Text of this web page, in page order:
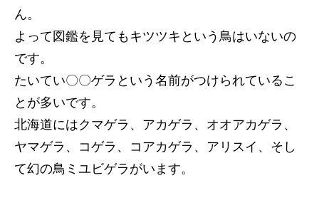
ん。
よって図鑑を見てもキツツキという鳥はいないの
です。
たいてい〇〇ゲラという名前がつけられているこ
とが多いです。
北海道にはクマゲラ、アカゲラ、オオアカゲラ、
ヤマゲラ、コゲラ、コアカゲラ、アリスイ、そし
て幻の鳥ミユビゲラがいます。